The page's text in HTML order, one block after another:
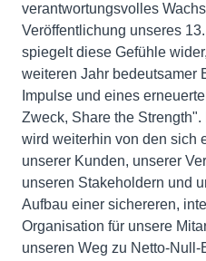
verantwortungsvolles
Veröffentlichung unseres
spiegelt diese Gefühle
weiteren Jahr bedeutsamer
Impulse und eines
Zweck, Share the
wird weiterhin von den sich
unserer Kunden, unserer
unseren Stakeholdern und
Aufbau einer sichereren,
Organisation für unsere
unseren Weg zu Netto-